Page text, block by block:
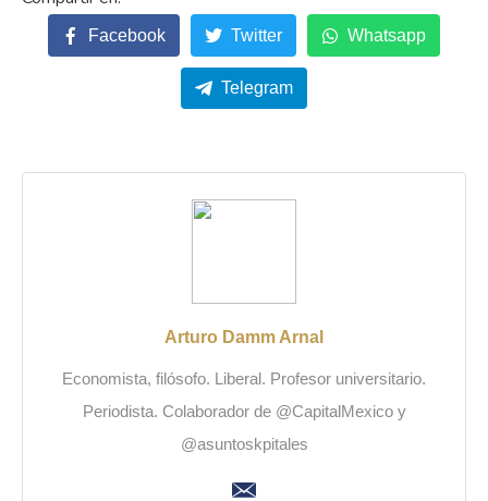
Facebook Twitter Whatsapp
Telegram
Arturo Damm Arnal
Economista, filósofo. Liberal. Profesor universitario.
Periodista. Colaborador de @CapitalMexico y
@asuntoskpitales